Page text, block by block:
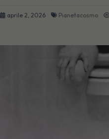
aprile 2, 2026 Pianetacosmo